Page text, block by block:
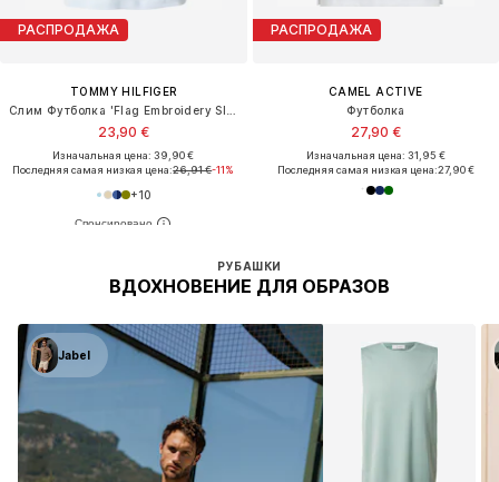
РАСПРОДАЖА
TOMMY HILFIGER
23,90 €
Изначальная цена: 39,90 €
Последняя самая низкая цена:26,91 €-11%
+10
РАСПРОДАЖА
CAMEL ACTIVE
Футболка
27,90 €
Изначальная цена: 31,95 €
Последняя самая низкая цена:27,90 €
РУБАШКИ
ВДОХНОВЕНИЕ ДЛЯ ОБРАЗОВ
Jabel